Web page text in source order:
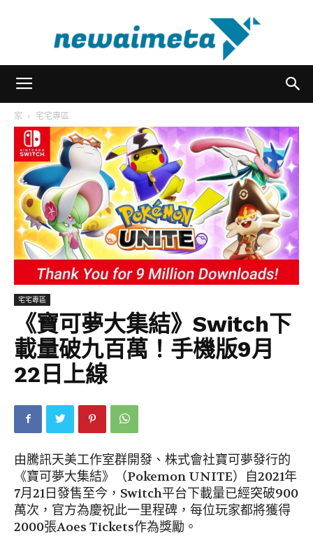
家 宅宅專區
宅宅專區
《寶可夢大集結》Switch下
載量破九百萬！手機版9月
22日上線
由騰訊天美工作室群開發、株式會社寶可夢發行的
《寶可夢大集結》（Pokemon UNITE）自2021年
7月21日發售至今，Switch平台下載量已經突破900
萬次，官方為慶祝此一里程碑，每位玩家都將獲得
2000張Aoes Tickets作為獎勵。